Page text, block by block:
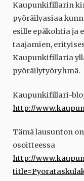
Kaupunkifillarin
pyöräilyasiaa
esille epäkohtia ja
taajamien,
Kaupunkifillaria
pyöräilytyöryhmä.
Kaupunkifillari-
http://
Tämä lausunton
osoitteessa
http://